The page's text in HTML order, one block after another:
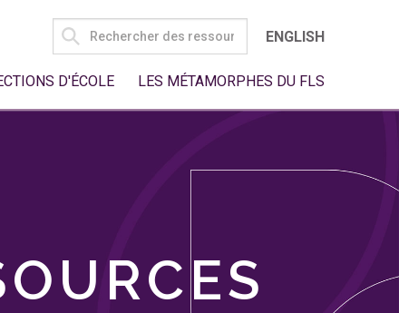
SEARCH
FOR:
ENGLISH
D'ÉCOLE LES MÉTAMORPHES DU FLS